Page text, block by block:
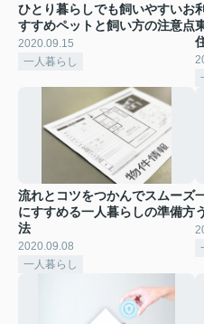
ひとり暮らしでも飼いやすいお
すすめペットと飼い方の注意点
2020.09.15
一人暮らし
流れとコツをつかんでスムーズ
にすすめる一人暮らしの準備方
法
2020.09.08
一人暮らし